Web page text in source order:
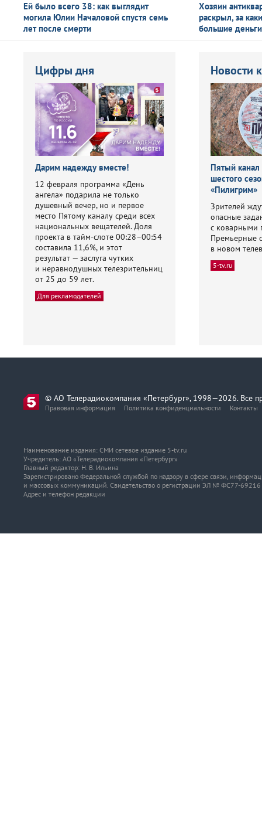
Ей было всего 38: как выглядит
могила Юлии Началовой спустя семь
лет после смерти
Хозяин
раскрыл, за
большие
Цифры дня
Дарим надежду вместе!
12 февраля программа «День
ангела» подарила не только
душевный вечер, но и первое
место Пятому каналу среди всех
национальных вещателей. Доля
проекта в тайм-слоте 00:28–00:54
составила 11,6%, и этот
результат — заслуга чутких
и неравнодушных телезрительниц
от 25 до 59 лет.
Для рекламодателей
Новости
Пятый
шестого
«Пилигрим»
Зрителей
опасные
с коварными
Премьерные
в новом
5-tv.ru
© АО Телерадиокомпания «Петербург», 1998—2026. Все
Правовая информация Политика конфиденциальности Контакты
Наименование издания: СМИ сетевое издание 5-tv.ru
Учредитель: АО «Телерадиокомпания «Петербург»
Главный редактор: Н. В. Ильина
Зарегистрировано Федеральной службой по надзору в сфере связи,
и массовых коммуникаций. Свидетельство о регистрации ЭЛ № ФС77-69216
Адрес и телефон редакции